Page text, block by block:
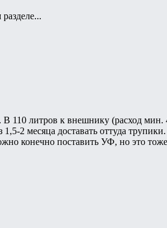
110 литров к внешнику (расход мин.
2 месяца доставать оттуда
конечно поставить УФ, но это